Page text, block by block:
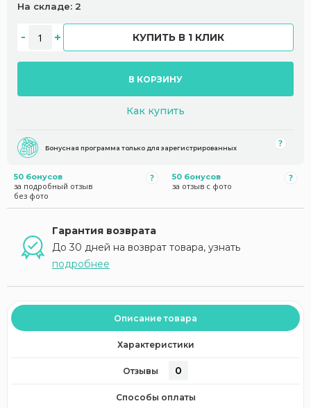
На складе: 2
КУПИТЬ В 1 КЛИК
В КОРЗИНУ
Как купить
Бонусная программа только для зарегистрированных
50 бонусов
за подробный отзыв
без фото
50 бонусов
за отзыв с фото
Гарантия возврата
До 30 дней на возврат товара, узнать
подробнее
Описание товара
Характеристики
Отзывы 0
Способы оплаты